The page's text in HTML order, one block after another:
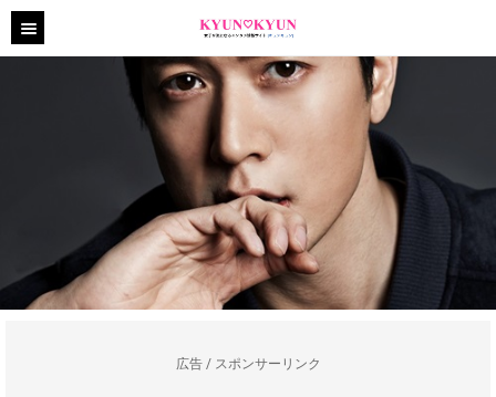
広告 / スポンサーリンク